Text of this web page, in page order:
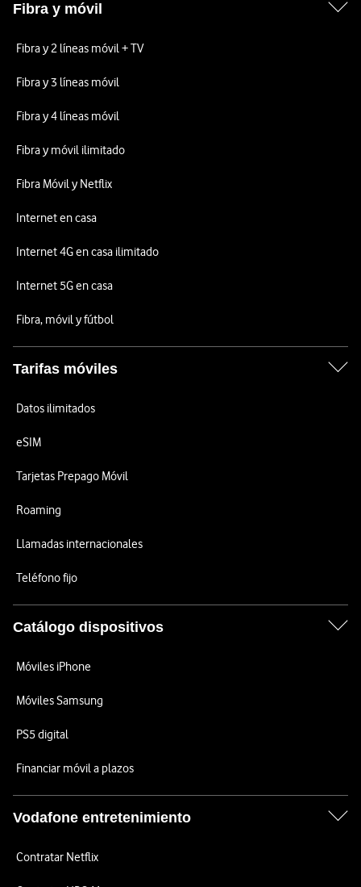
Fibra y móvil
Fibra y 2 líneas móvil + TV
Fibra y 3 líneas móvil
Fibra y 4 líneas móvil
Fibra y móvil ilimitado
Fibra Móvil y Netflix
Internet en casa
Internet 4G en casa ilimitado
Internet 5G en casa
Fibra, móvil y fútbol
Tarifas móviles
Datos ilimitados
eSIM
Tarjetas Prepago Móvil
Roaming
Llamadas internacionales
Teléfono fijo
Catálogo dispositivos
Móviles iPhone
Móviles Samsung
PS5 digital
Financiar móvil a plazos
Vodafone entretenimiento
Contratar Netflix